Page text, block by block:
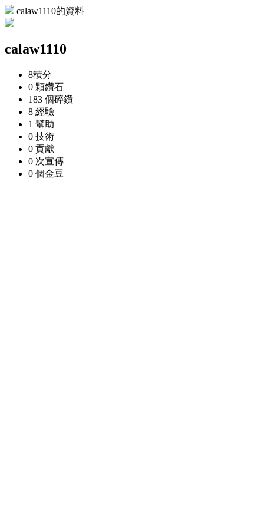
calaw1110的資料
calaw1110
8積分
0 顆鑽石
183 個碎鑽
8 經驗
1 幫助
0 技術
0 貢獻
0 次宣傳
0 個金豆